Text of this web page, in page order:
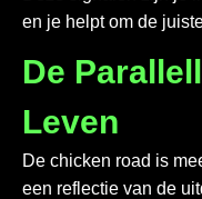
en je helpt om de
De
Leven
De chicken road is
een reflectie van de